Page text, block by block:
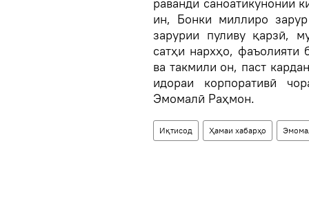
раванди саноатикунонии
ин, Бонки миллиро
зарурии пуливу қарзӣ,
сатҳи нархҳо, фаъолияти
ва такмили он, паст
идораи корпоративӣ
Эмомалӣ Раҳмон.
Иқтисод Ҳамаи хабарҳо